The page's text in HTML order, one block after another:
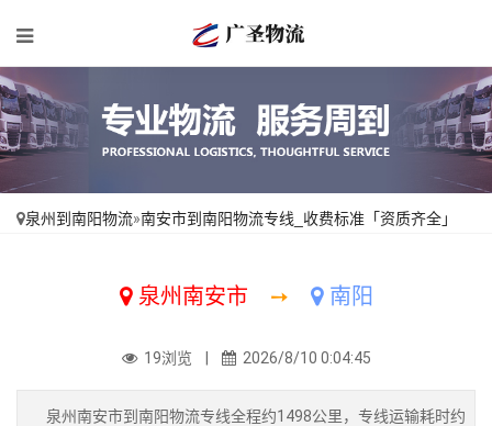
泉州到南阳物流»南安市到南阳物流专线_收费标准「资质齐全」
泉州南安市 ➙ 南阳
19浏览 | 2026/8/10 0:04:45
泉州南安市到南阳物流专线全程约1498公里，专线运输耗时约